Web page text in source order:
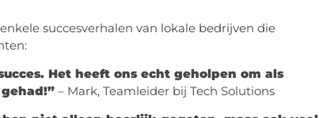
succesverhalen van lokale bedrijven die
Het heeft ons echt geholpen om als
– Mark, Teamleider bij Tech Solutions